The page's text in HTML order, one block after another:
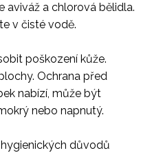
aviváž a chlorová bělidla.
v čisté vodě.
poškození kůže.
Ochrana před
nabízí, může být
nebo napnutý.
důvodů